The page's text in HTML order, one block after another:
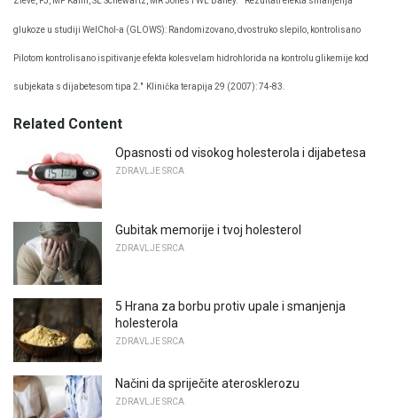
glukoze u studiji WelChol-a (GLOWS): Randomizovano, dvostruko slepilo, kontrolisano
Pilotom kontrolisano ispitivanje efekta kolesvelam hidrohlorida na kontrolu glikemije kod
subjekata s dijabetesom tipa 2." Klinička terapija 29 (2007): 74-83.
Related Content
Opasnosti od visokog holesterola i dijabetesa
ZDRAVLJE SRCA
Gubitak memorije i tvoj holesterol
ZDRAVLJE SRCA
5 Hrana za borbu protiv upale i smanjenja
holesterola
ZDRAVLJE SRCA
Načini da spriječite aterosklerozu
ZDRAVLJE SRCA